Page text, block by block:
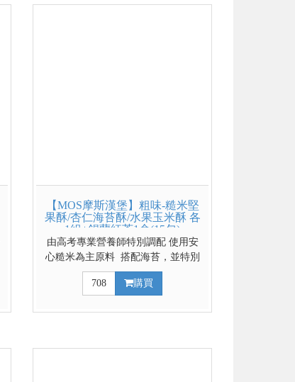
【MOS摩斯漢堡】粗味-糙米堅
果酥/杏仁海苔酥/水果玉米酥 各
1組+錫蘭紅茶1盒(15包)
由高考專業營養師特別調配 使用安
心糙米為主原料 搭配海苔，並特別
添加養生的杏仁 適量攝取補充身體
所需的鐵質及食物膳食纖維 全素食
708 購買